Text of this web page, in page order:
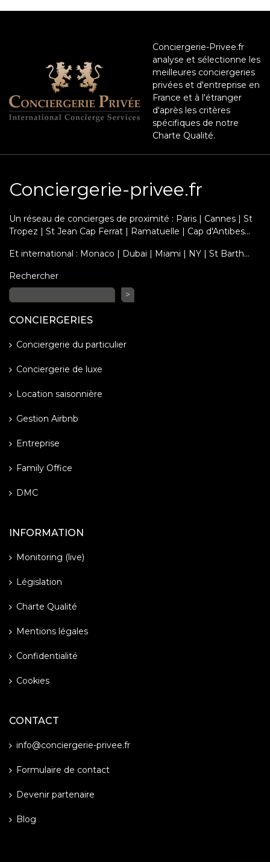
Conciergerie-Privee.fr
analyse et sélectionne les
meilleures conciergeries
privées et d'entreprise en
France et à l'étranger
d'après les critères
spécifiques de notre
Charte Qualité.
Conciergerie-privee.fr
Un réseau de concierges de proximité : Paris | Cannes | St
Tropez | St Jean Cap Ferrat | Ramatuelle | Cap d'Antibes...
Et international : Monaco | Dubai | Miami | NY | St Barth…
Rechercher
>
CONCIERGERIES
Conciergerie du particulier
Conciergerie de luxe
Location saisonnière
Gestion Airbnb
Entreprise
Family Office
DMC
INFORMATION
Monitoring (live)
Législation
Charte Qualité
Mentions légales
Confidentialité
Cookies
CONTACT
info@conciergerie-privee.fr
Formulaire de contact
Devenir partenaire
Blog